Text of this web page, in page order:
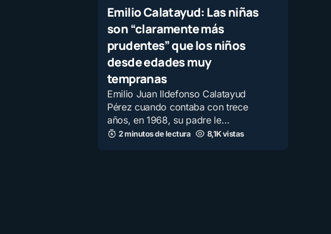
Emilio Calatayud: Las niñas
son “claramente más
prudentes” que los niños
desde edades muy
tempranas
Emilio Juan Ildefonso Calatayud
Pérez cuando contaba con trece
años, en 1968, su padre le…
2 minutos de lectura 8,1K vistas